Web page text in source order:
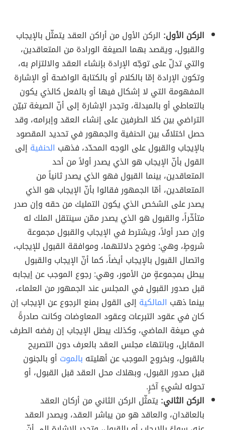
الركن الأول: الركن الأول من أراكن العقد يتمثّل بالإيجاب
والقبول، ويقصد بهما الصيغة الورادة من المتعاقدين،
والتي تدلّ على توجّه الإرادة بإنشاء العقد والالتزام به،
وتكون الإرادة إمّا بالكلام أو بالكتابة الواضحة أو الإشارة
المفهومة التي لا إشكال فيها أو بالفعل كالذي يكون
بالتعاطي أو بالمبدلة، وتجدر الإشارة إلى أنّ الصيغة تبيّن
التراضي بين كلا الطرفين على إنشاء العقد وإبرامه، وقد
حصل اختلافٌ بين الحنفية والجمهور في تحديد المقصود
بالإيجاب والقبول على الوجه المحدّد، فذهب الحنفية إلى
القول بأنّ الإيجاب هو الذي يصدر أولاً من أحد
المتعاقدين، بينما القبول فهو الذي يصدر ثانياً من
المتعاقدين، أمّا الجمهور فقالوا بأنّ الإيجاب هو الذي
يصدر على الشخص الذي يكون التمليك من حقه وإن صدر
متأخّراً، والقبول هو الذي يصدر ممّن سينتقل الملك له
وإن صدر أولاً، ويشترط في الإيجاب والقبول مجموعة
شروطٍ، وهي: وضوح دلالتهما، وموافقة القبول للإيجاب،
واتصال القبول بالإيجاب أيضاً، كما أنّ الإيجاب والقبول
يبطل بمجموعةٍ من الأمور، وهي: رجوع الموجب عن إيجابه
قبل صدور القبول في المجلس عند الجمهور من العلماء،
بينما ذهب المالكية إلى القول بمنع الرجوع عن الإيجاب إن
كان في عقود التبرعات وعقود المعاوضات وكانت صادرةً
في صيغة الماضي، وكذلك يبطل الإيجاب إن رفضه الطرف
المقابل، وبانتهاء مجلس العقد بالعرف دون التصريح
بالقبول، وبخروج الموجب عن أهليته بالموت أو بالجنون
قبل صدور القبول، وبهلاك محل العقد قبل القبول، أو
تحوله لشيءٍ آخرٍ.
الركن الثاني: يتمثّل الركن الثاني من أركان العقد
بالعاقدان، والعاقد هو من يباشر العقد، ويصدر العقد